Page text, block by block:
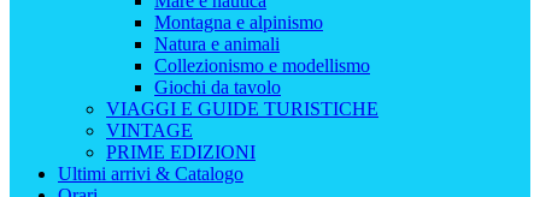
Montagna e alpinismo
Natura e animali
Collezionismo e modellismo
Giochi da tavolo
VIAGGI E GUIDE TURISTICHE
VINTAGE
PRIME EDIZIONI
Ultimi arrivi & Catalogo